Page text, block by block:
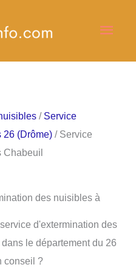
/ Service
26 (Drôme) / Service
Chabeuil
des nuisibles à
d'extermination des
le département du 26
conseil ?